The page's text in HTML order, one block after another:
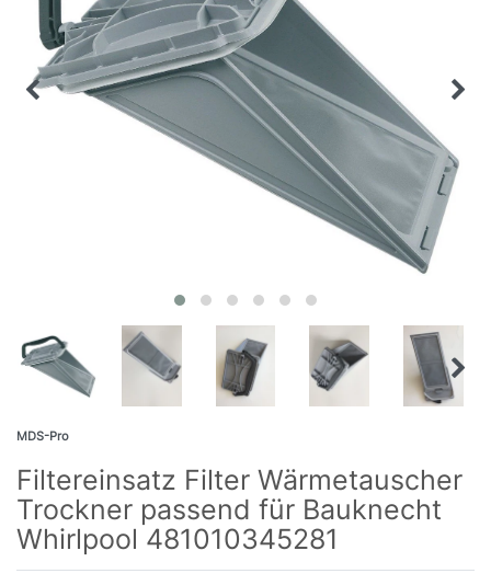
MDS-Pro
Filtereinsatz Filter Wärmetauscher
Trockner passend für Bauknecht
Whirlpool 481010345281